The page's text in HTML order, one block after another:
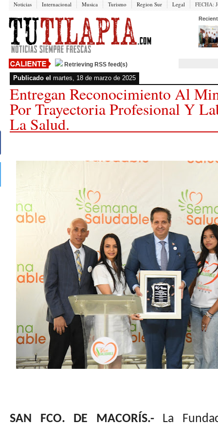
Noticias Internacional Musica Turismo Region Sur Legal FECHA:
Retrieving RSS feed(s)
Publicado el martes, 18 de marzo de 2025
Entregan Reconocimiento Al
Por Trayectoria Profesional Y
La Salud.
SAN FCO. DE MACORÍS.-La